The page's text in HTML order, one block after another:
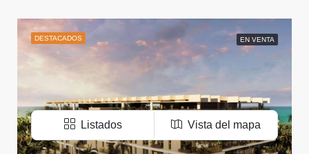
DESTACADOS EN VENTA
Listados Vista del mapa